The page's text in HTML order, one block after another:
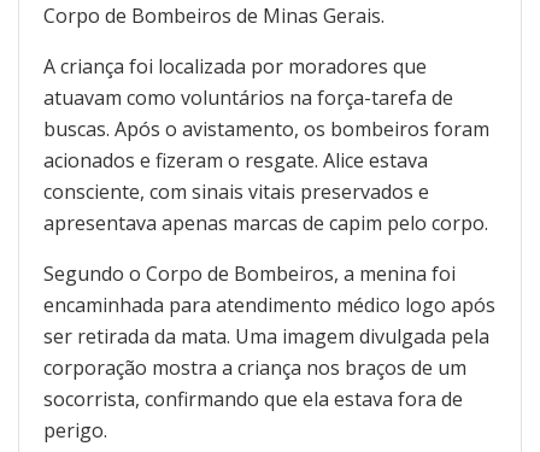
Corpo de Bombeiros de Minas Gerais.
A criança foi localizada por moradores que
atuavam como voluntários na força-tarefa de
buscas. Após o avistamento, os bombeiros foram
acionados e fizeram o resgate. Alice estava
consciente, com sinais vitais preservados e
apresentava apenas marcas de capim pelo corpo.
Segundo o Corpo de Bombeiros, a menina foi
encaminhada para atendimento médico logo após
ser retirada da mata. Uma imagem divulgada pela
corporação mostra a criança nos braços de um
socorrista, confirmando que ela estava fora de
perigo.